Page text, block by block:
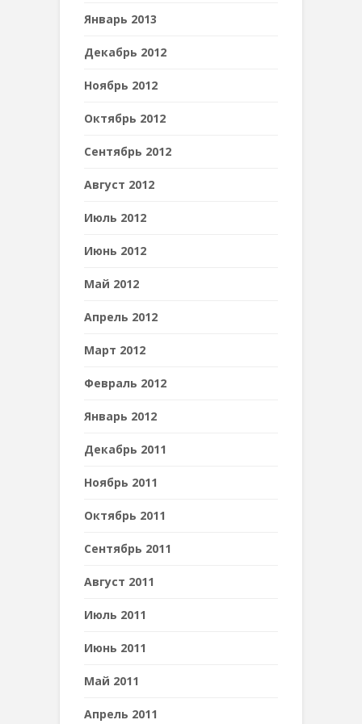
Январь 2013
Декабрь 2012
Ноябрь 2012
Октябрь 2012
Сентябрь 2012
Август 2012
Июль 2012
Июнь 2012
Май 2012
Апрель 2012
Март 2012
Февраль 2012
Январь 2012
Декабрь 2011
Ноябрь 2011
Октябрь 2011
Сентябрь 2011
Август 2011
Июль 2011
Июнь 2011
Май 2011
Апрель 2011